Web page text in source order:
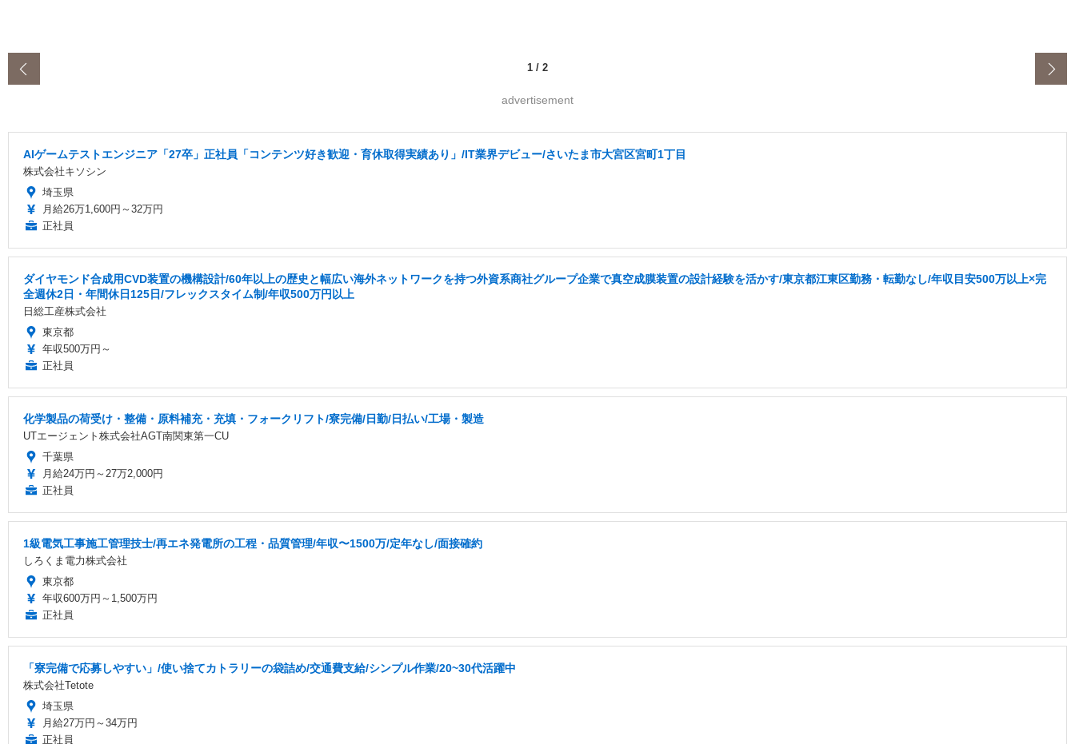
1 / 2
advertisement
AIゲームテストエンジニア「27卒」正社員「コンテンツ好き歓迎・育休取得実績あり」/IT業界デビュー/さいたま市大宮区宮町1丁目
株式会社キソシン
埼玉県
月給26万1,600円～32万円
正社員
ダイヤモンド合成用CVD装置の機構設計/60年以上の歴史と幅広い海外ネットワークを持つ外資系商社グループ企業で真空成膜装置の設計経験を活かす/東京都江東区勤務・転勤なし/年収目安500万以上×完
全週休2日・年間休日125日/フレックスタイム制/年収500万円以上
日総工産株式会社
東京都
年収500万円～
正社員
化学製品の荷受け・整備・原料補充・充填・フォークリフト/寮完備/日勤/日払い/工場・製造
UTエージェント株式会社AGT南関東第一CU
千葉県
月給24万円～27万2,000円
正社員
1級電気工事施工管理技士/再エネ発電所の工程・品質管理/年収〜1500万/定年なし/面接確約
しろくま電力株式会社
東京都
年収600万円～1,500万円
正社員
「寮完備で応募しやすい」/使い捨てカトラリーの袋詰め/交通費支給/シンプル作業/20~30代活躍中
株式会社Tetote
埼玉県
月給27万円～34万円
正社員